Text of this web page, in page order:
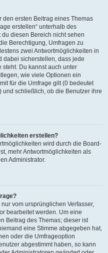
den ersten Beitrag eines Themas
erstellen“ unterhalb des
diesen Bereich nicht sehen
Berechtigung, Umfragen zu
zwei Antwortmöglichkeiten in
dabei sicherstellen, dass jede
Du kannst auch unter
wie viele Optionen ein
für die Umfrage gilt (0 bedeutet
schließlich, ob die Benutzer ihre
erstellen?
wird durch die Board-
mehr Antwortmöglichkeiten als
Administrator.
vom ursprünglichen Verfasser,
bearbeitet werden. Um eine
Beitrag des Themas; dieser ist
eine Stimme abgegeben hat,
oder die Umfrageoption
abgestimmt haben, so kann